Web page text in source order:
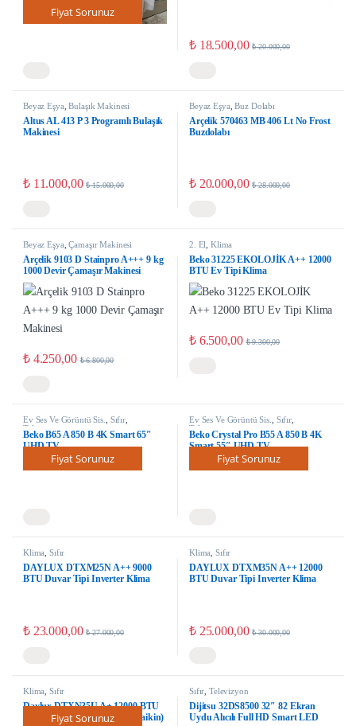
Fiyat Sorunuz
₺18.500,00 ₺20.000,00
Beyaz Eşya ,Bulaşık Makinesi
Altus AL 413 P 3 Programlı Bulaşık
Makinesi
₺11.000,00 ₺15.000,00
Beyaz Eşya ,Buz Dolabı
Arçelik 570463 MB 406 Lt No Frost
Buzdolabı
₺20.000,00 ₺28.000,00
Beyaz Eşya ,Çamaşır Makinesi
Arçelik 9103 D Stainpro A+++ 9 kg
1000 Devir Çamaşır Makinesi
₺4.250,00 ₺6.800,00
2. El ,Klima
Beko 31225 EKOLOJİK A++ 12000
BTU Ev Tipi Klima
₺6.500,00 ₺9.300,00
Ev Ses Ve Görüntü Sis. Sıfır,
Televizyon
Beko B65 A 850 B 4K Smart 65″
UHD TV
Fiyat Sorunuz
Ev Ses Ve Görüntü Sis. Sıfır,
Televizyon
Beko Crystal Pro B55 A 850 B 4K
Smart 55″ UHD TV
Fiyat Sorunuz
Klima ,Sıfır
DAYLUX DTXM25N A++ 9000
BTU Duvar Tipi Inverter Klima
₺23.000,00 ₺27.000,00
Klima ,Sıfır
DAYLUX DTXM35N A++ 12000
BTU Duvar Tipi Inverter Klima
₺25.000,00 ₺30.000,00
Klima ,Sıfır
Daylux DTXN35U A+ 12000 BTU
Duvar Tipi Inverter Klima (Daikin)
Fiyat Sorunuz
Sıfır ,Televizyon
Dijitsu 32DS8500 32″ 82 Ekran
Uydu Alıcılı Full HD Smart LED